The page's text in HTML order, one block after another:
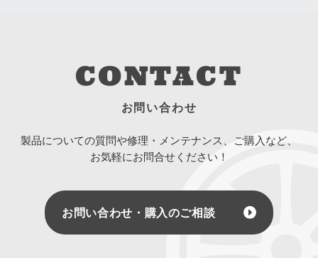
CONTACT
お問い合わせ
製品についての質問や修理・メンテナンス、ご購入など、
お気軽にお問合せください！
お問い合わせ・購入のご相談